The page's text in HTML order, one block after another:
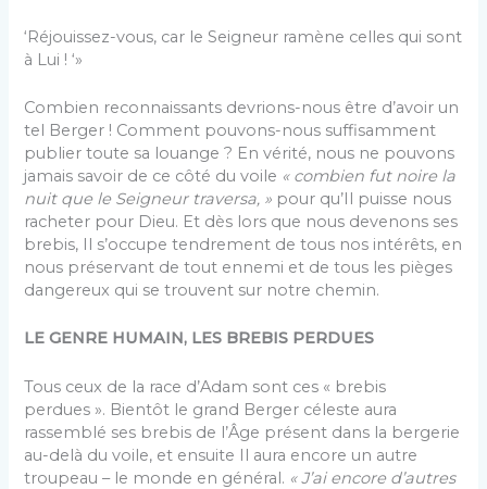
‘Réjouissez-vous, car le Seigneur ramène celles qui sont
à Lui ! ‘»
Combien reconnaissants devrions-nous être d’avoir un
tel Berger ! Comment pouvons-nous suffisamment
publier toute sa louange ? En vérité, nous ne pouvons
jamais savoir de ce côté du voile « combien fut noire la
nuit que le Seigneur traversa, » pour qu’Il puisse nous
racheter pour Dieu. Et dès lors que nous devenons ses
brebis, Il s’occupe tendrement de tous nos intérêts, en
nous préservant de tout ennemi et de tous les pièges
dangereux qui se trouvent sur notre chemin.
LE GENRE HUMAIN, LES BREBIS PERDUES
Tous ceux de la race d’Adam sont ces « brebis
perdues ». Bientôt le grand Berger céleste aura
rassemblé ses brebis de l’Âge présent dans la bergerie
au-delà du voile, et ensuite Il aura encore un autre
troupeau – le monde en général. « J’ai encore d’autres